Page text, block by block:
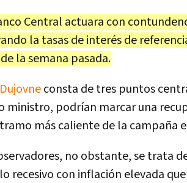
Central actuara con
la tasas de interés de
la semana pasada.
Dujovneconsta de tres puntos
ministro, podrían marcar una
más caliente de la campaña
no obstante, se trata
recesivo con inflación elevada